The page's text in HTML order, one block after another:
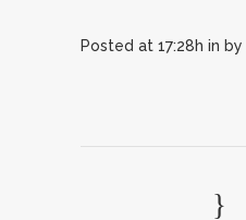
Posted at 17:28h in by